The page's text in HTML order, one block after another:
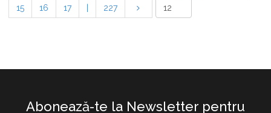
15 16 17 227
Abonează-te la Newsletter pentru